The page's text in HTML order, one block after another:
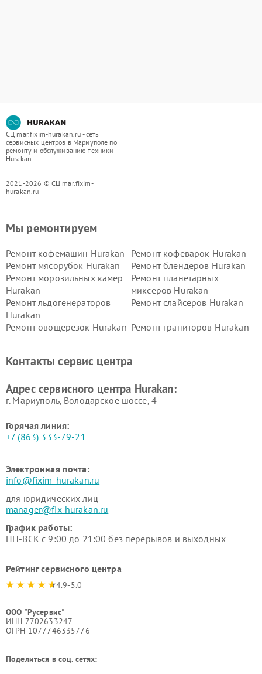
СЦ mar.fixim-hurakan.ru - сеть
сервисных центров в Мариуполе по
ремонту и обслуживанию техники
Hurakan
2021-2026 © СЦ mar.fixim-
hurakan.ru
Мы ремонтируем
Ремонт кофемашин Hurakan
Ремонт кофеварок Hurakan
Ремонт мясорубок Hurakan
Ремонт блендеров Hurakan
Ремонт морозильных камер
Hurakan
Ремонт планетарных
миксеров Hurakan
Ремонт льдогенераторов
Hurakan
Ремонт слайсеров Hurakan
Ремонт овощерезок Hurakan Ремонт граниторов Hurakan
Hurakan
Контакты сервис центра
Адрес сервисного центра Hurakan:
г. Мариуполь, Володарское шоссе, 4
Горячая линия:
+7 (863) 333-79-21
Электронная почта:
info@fixim-hurakan.ru
для юридических лиц
manager@fix-hurakan.ru
График работы:
ПН-ВСК с 9:00 до 21:00 без перерывов и выходных
Рейтинг сервисного центра
4.9-5.0
ООО "Русервис"
ИНН 7702633247
ОГРН 1077746335776
Поделиться в соц. сетях: